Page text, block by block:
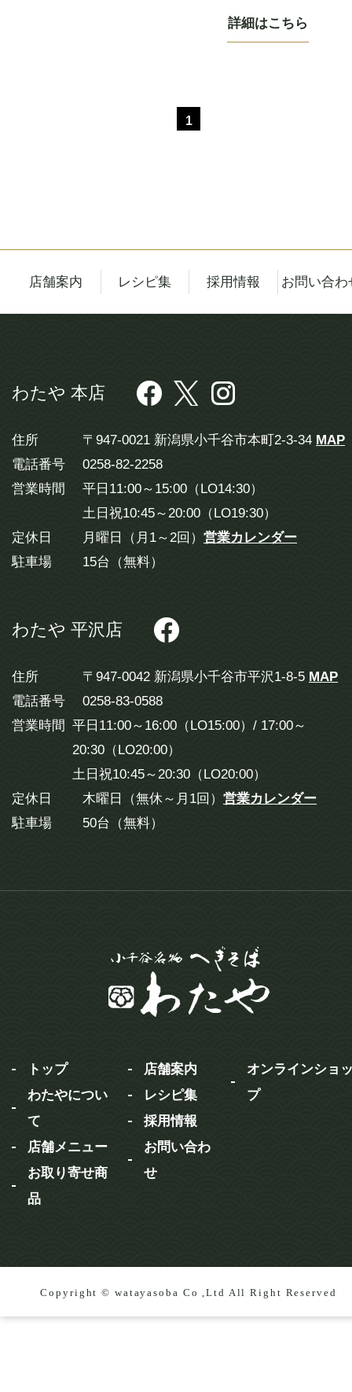
詳細はこちら
1
店舗案内 レシピ集 採用情報 お問い合わ
わたや 本店
住所 〒947-0021 新潟県小千谷市本町2-3-34 MAP
電話番号
0258-82-2258
営業時間
平日11:00～15:00（LO14:30）
土日祝10:45～20:00（LO19:30）
定休日
月曜日（月1～2回） 営業カレンダー
駐車場
15台（無料）
わたや 平沢店
住所 〒947-0042 新潟県小千谷市平沢1-8-5 MAP
電話番号
0258-83-0588
営業時間 平日11:00～16:00（LO15:00）/ 17:00～
20:30（LO20:00）
土日祝10:45～20:30（LO20:00）
定休日
木曜日（無休～月1回） 営業カレンダー
駐車場
50台（無料）
トップ
わたやについ
て
店舗メニュー
お取り寄せ商
品
店舗案内
レシピ集
採用情報
お問い合わ
せ
オンラインショ
プ
Copyright © watayasoba Co ,Ltd All Right Reserved